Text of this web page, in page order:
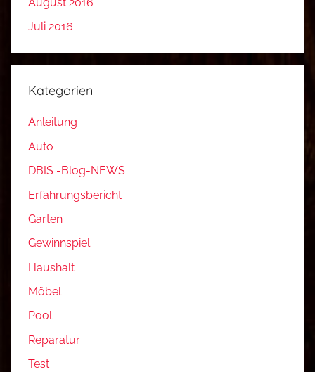
Juli 2016
Kategorien
Anleitung
Auto
DBIS -Blog-NEWS
Erfahrungsbericht
Garten
Gewinnspiel
Haushalt
Möbel
Pool
Reparatur
Test